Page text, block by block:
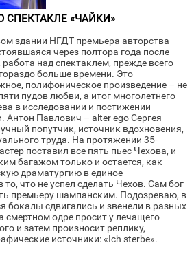
«ЧАЙКИ»
здании НГДТ премьера авторства
через полтора года после
над спектаклем, прежде всего
больше времени. Это
полифоническое произведение – не
пудов любви, а итог многолетнего
в исследовании и постижении
Антон Павлович – alter ego Сергея
попутчик, источник вдохновения,
труда. На протяжении 35-
поставил все пять пьес Чехова, и
багажом только и остается, как
драматургию в единое
что не успел сделать Чехов. Сам бог
премьеру шампанским. Подозреваю, в
бокалы сдвигались и звенели в разных
смертном одре просит у лечащего
и затем произносит реплику,
источники: «Ich sterbe».